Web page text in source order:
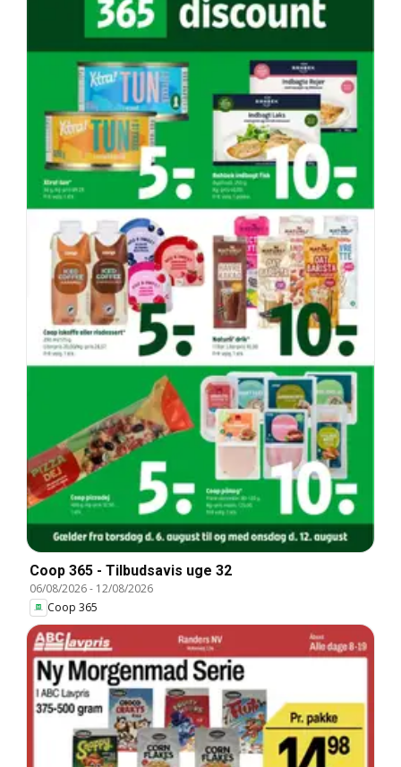
Coop 365 - Tilbudsavis uge 32
06/08/2026- 12/08/2026
Coop 365